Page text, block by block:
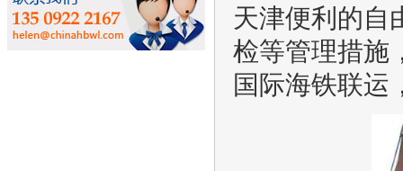
天津便利的自
检等管理措施
国际海铁联运